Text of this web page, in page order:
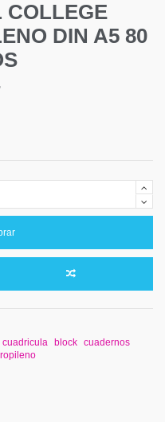
COLLEGE
DIN A5 80
cuadricula block cuadernos